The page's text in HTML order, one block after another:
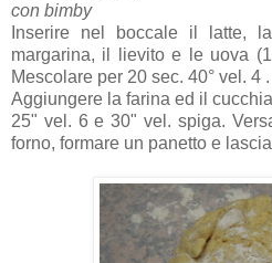
con bimby
Inserire nel boccale il latte,
margarina, il lievito e le uova
Mescolare per 20 sec. 40° vel. 4 .
Aggiungere la farina ed il
25" vel. 6 e 30" vel. spiga.
forno, formare un panetto e